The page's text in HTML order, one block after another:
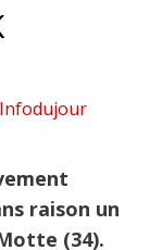
raison un
(34).